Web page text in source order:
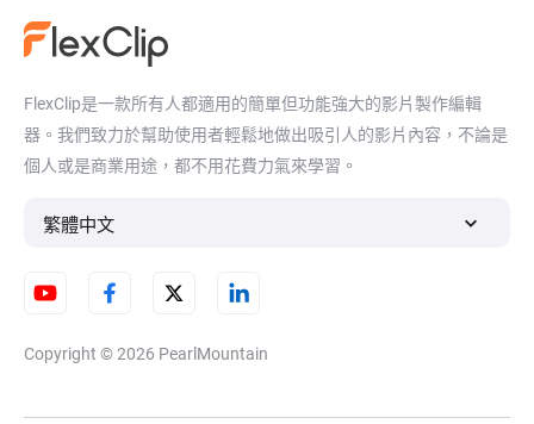
FlexClip是一款所有人都適用的簡單但功能強大的影片製作編輯
器。我們致力於幫助使用者輕鬆地做出吸引人的影片內容，不論是
個人或是商業用途，都不用花費力氣來學習。
繁體中文
Copyright © 2026 PearlMountain